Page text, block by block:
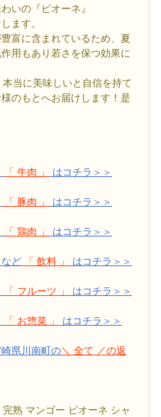
いの『ピオーネ』
ます。
富に含まれているため、夏
用もあり若さを保つ効果に
当に美味しいと自信を持て
のもとへお届けします！是
「 牛肉 」 はコチラ＞＞
「 豚肉 」 はコチラ＞＞
「 鶏肉 」 はコチラ＞＞
ど 「 飲料 」 はコチラ＞＞
「 フルーツ 」 はコチラ＞＞
「 お惣菜 」 はコチラ＞＞
県川南町の＼ 全て ／の返
熟 マンゴー ピオーネ シャ